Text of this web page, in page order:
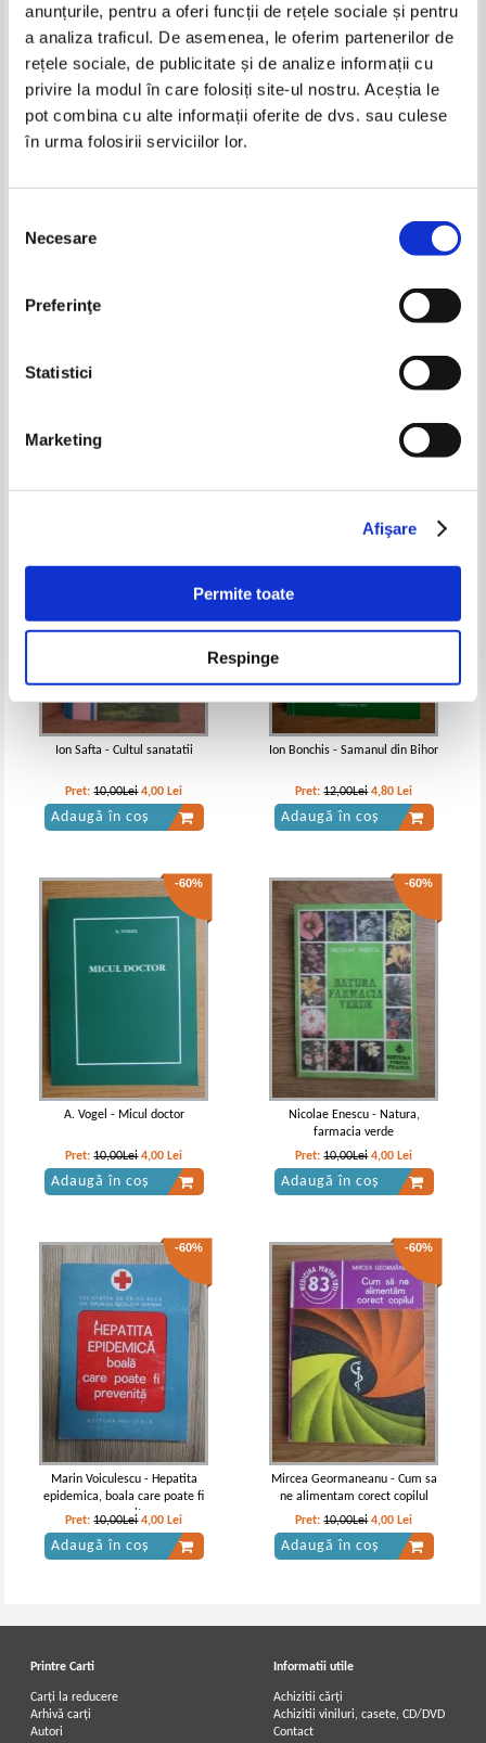
anunțurile, pentru a oferi funcții de rețele sociale și pentru
a analiza traficul. De asemenea, le oferim partenerilor de
rețele sociale, de publicitate și de analize informații cu
privire la modul în care folosiți site-ul nostru. Aceștia le
pot combina cu alte informații oferite de dvs. sau culese
în urma folosirii serviciilor lor.
consimțământului
Necesare
Preferinţe
Statistici
Marketing
Afişare
Permite toate
Respinge
Ioan Nastoiu - ABC-ul
longevitatii
Pret:10,00Lei 5,00 Lei
Adaugă în coș
Robert A. Hatcher - Ghid pentru
managementul contraceptiei
Pret:10,00Lei 5,00 Lei
Adaugă în coș
Adaugă în coș
Tahitian Noni Juice. Cand? La
Lei
Ion Safta - Cultul sanatatii
Pret:10,00Lei 4,00 Lei
Adaugă în coș
Ion Bonchis - Samanul din Bihor
Pret:12,00Lei 4,80 Lei
Adaugă în coș
-60%
A. Vogel - Micul doctor
Pret:10,00Lei 4,00 Lei
Adaugă în coș
-60%
Nicolae Enescu - Natura,
farmacia verde
Pret:10,00Lei 4,00 Lei
Adaugă în coș
-60%
Marin Voiculescu - Hepatita
epidemica, boala care poate fi
prevenita
Pret:10,00Lei 4,00 Lei
Adaugă în coș
-60%
Mircea Geormaneanu - Cum sa
ne alimentam corect copilul
Pret:10,00Lei 4,00 Lei
Adaugă în coș
Printre Carti
Carți la reducere
Arhivă carți
Autori
Informatii utile
Achizitii cărți
Achizitii viniluri, casete, CD/DVD
Contact